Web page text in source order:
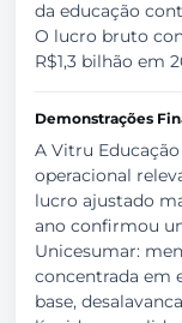
da educação
O lucro bruto
R$1,3 bilhão em
Demonstrações
A Vitru
operacional
lucro ajustado
ano confirmou
Unicesumar:
concentrada em
base,